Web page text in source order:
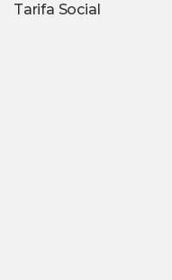
Tarifa Social